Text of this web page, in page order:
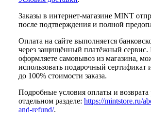
Заказы в интернет-магазине MINT
после подтверждения и полной
Оплата на сайте выполняется
через защищённый платёжный сервис.
оформляете самовывоз из магазина,
использовать подарочный сертификат
до 100% стоимости заказа.
Подробные условия оплаты и
отдельном разделе: https://mintstore.ru/
and-refund/.